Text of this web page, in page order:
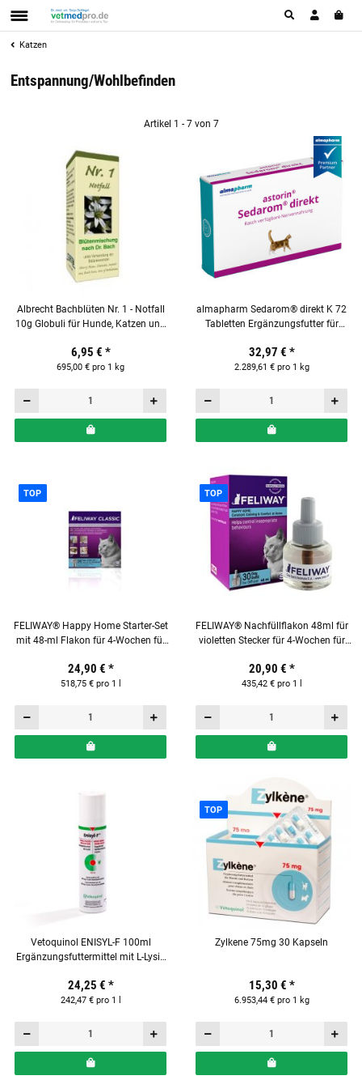
Katzen
Entspannung/Wohlbefinden
Artikel 1 - 7 von 7
Albrecht Bachblüten Nr. 1 - Notfall
10g Globuli für Hunde, Katzen und
6,95 € *
695,00 € pro 1 kg
almapharm Sedarom® direkt K 72
Tabletten Ergänzungsfutter für
32,97 € *
2.289,61 € pro 1 kg
TOP
FELIWAY® Happy Home Starter-Set
mit 48-ml Flakon für 4-Wochen für
24,90 € *
518,75 € pro 1 l
TOP
FELIWAY® Nachfüllflakon 48ml für
violetten Stecker für 4-Wochen für
20,90 € *
435,42 € pro 1 l
Vetoquinol ENISYL-F 100ml
Ergänzungsfuttermittel mit L-Lysin
24,25 € *
242,47 € pro 1 l
TOP
Zylkene 75mg 30 Kapseln
15,30 € *
6.953,44 € pro 1 kg